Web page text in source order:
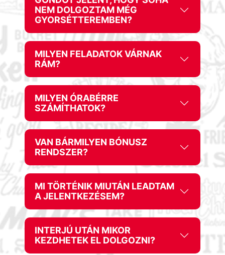
NEM DOLGOZTAM MÉG
GYORSÉTTEREMBEN?
MILYEN FELADATOK VÁRNAK
RÁM?
MILYEN ÓRABÉRRE
SZÁMÍTHATOK?
VAN BÁRMILYEN BÓNUSZ
RENDSZER?
MI TÖRTÉNIK MIUTÁN LEADTAM
A JELENTKEZÉSEM?
INTERJÚ UTÁN MIKOR
KEZDHETEK EL DOLGOZNI?